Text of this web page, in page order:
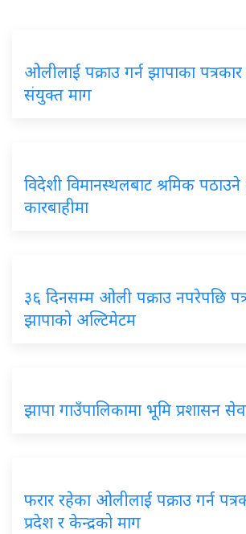
ओलीलाई पक्राउ गर्न झापाका
संयुक्त माग
विदेशी विमानस्थलबाट श्रमिक पठाउने
कारबाहीमा
३६ दिनसम्म ओली पक्राउ नपरेपछि
झापाको अल्टिमेटम
झापा गाउँपालिकामा भूमि प्रशासन
फरार रहेका ओलीलाई पक्राउ गर्न
प्रदेश र केन्द्रको माग